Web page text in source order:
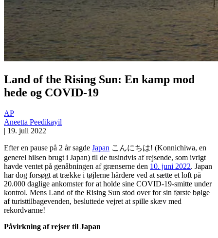
Land of the Rising Sun: En kamp mod
hede og COVID-19
AP
Aneetta Peedikayil
| 19. juli 2022
Efter en pause på 2 år sagde Japan こんにちは! (Konnichiwa, en
generel hilsen brugt i Japan) til de tusindvis af rejsende, som ivrigt
havde ventet på genåbningen af grænserne den 10. juni 2022. Japan
har dog forsøgt at trække i tøjlerne hårdere ved at sætte et loft på
20.000 daglige ankomster for at holde sine COVID-19-smitte under
kontrol. Mens Land of the Rising Sun stod over for sin første bølge
af turisttilbagevenden, besluttede vejret at spille skæv med
rekordvarme!
Påvirkning af rejser til Japan